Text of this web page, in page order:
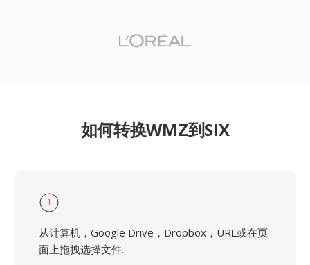
如何转换WMZ到SIX
1
从计算机，Google Drive，Dropbox，URL或在页
面上拖拽选择文件.